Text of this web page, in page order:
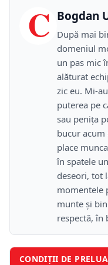
C Bogdan
După mai
domeniul
un pas mic
alăturat
zic eu. Mi-
puterea pe
sau peniţa
bucur
place
în spatele
deseori, tot
momentele
munte şi
respectă, în
CONDIȚII DE